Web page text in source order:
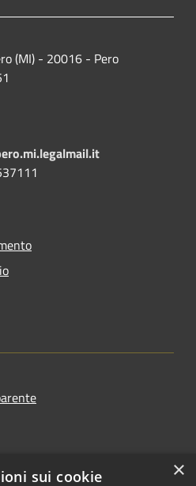
(MI) - 20016 - Pero
×
sui cookie